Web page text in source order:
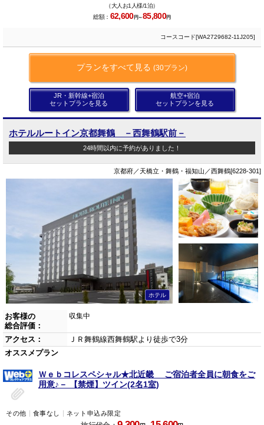
（大人お1人様/1泊）
総額： 62,600円～85,800円
コースコード[WA2729682-11J205]
プランをすべて見る (30プラン)
JR・新幹線+宿泊
セットプランを見る
航空+宿泊
セットプランを見る
ホテルルートイン京都舞鶴 －西舞鶴駅前－
24時間以内に予約がありました！
京都府／天橋立・舞鶴・福知山／西舞鶴[6228-301]
ホテル
お客様の
総合評価：
収集中
アクセス：
ＪＲ舞鶴線西舞鶴駅より徒歩で3分
オススメプラン
Ｗｅｂコレスペシャル★北近畿 ご宿泊者全員に朝食をご
用意♪－ 【禁煙】ツイン(2名1室)
その他 食事なし ネット申込み限定